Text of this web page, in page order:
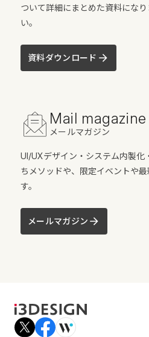
ついて詳細にまとめた資料にな
い。
資料ダウンロード
Mail magazine
メールマガジン
UI/UXデザイン・システム内製化
ちメソッドや、限定イベントや
す。
メールマガジン